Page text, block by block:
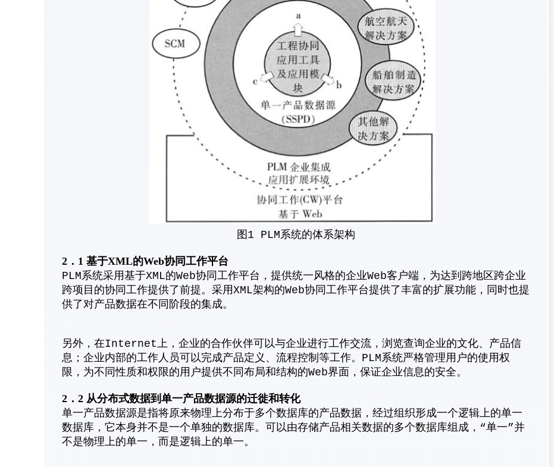
图1 PLM系统的体系架构
2．1 基于XML的Web协同工作平台
PLM系统采用基于XML的Web协同工作平台，提供统一风格的企业Web客户端，为达到跨地区跨企业
跨项目的协同工作提供了前提。采用XML架构的Web协同工作平台提供了丰富的扩展功能，同时也提
供了对产品数据在不同阶段的集成。
另外，在Internet上，企业的合作伙伴可以与企业进行工作交流，浏览查询企业的文化、产品信
息；企业内部的工作人员可以完成产品定义、流程控制等工作。PLM系统严格管理用户的使用权
限，为不同性质和权限的用户提供不同布局和结构的Web界面，保证企业信息的安全。
2．2 从分布式数据到单一产品数据源的迁徙和转化
单一产品数据源是指将原来物理上分布于多个数据库的产品数据，经过组织形成一个逻辑上的单一
数据库，它本身并不是一个单独的数据库。可以由存储产品相关数据的多个数据库组成，“单一”并
不是物理上的单一，而是逻辑上的单一。